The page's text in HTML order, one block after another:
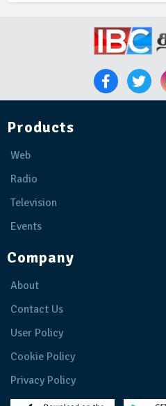
Products
Web
Radio
Television
Events
Company
About
Contact Us
User Policy
Cookie Policy
Privacy Policy